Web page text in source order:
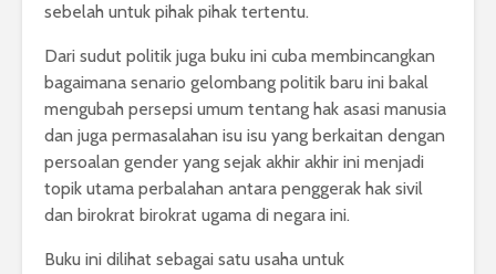
sebelah untuk pihak pihak tertentu.
Dari sudut politik juga buku ini cuba membincangkan
bagaimana senario gelombang politik baru ini bakal
mengubah persepsi umum tentang hak asasi manusia
dan juga permasalahan isu isu yang berkaitan dengan
persoalan gender yang sejak akhir akhir ini menjadi
topik utama perbalahan antara penggerak hak sivil
dan birokrat birokrat ugama di negara ini.
Buku ini dilihat sebagai satu usaha untuk